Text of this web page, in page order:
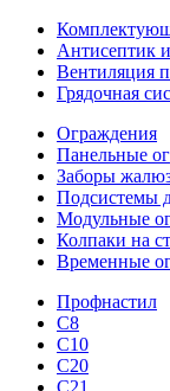
Антисептик
Вентиляция
Грядочная
Ограждения
Панельные
Заборы
Подсистемы
Модульные
Колпаки на
Временные
Профнастил
С8
С10
С20
С21